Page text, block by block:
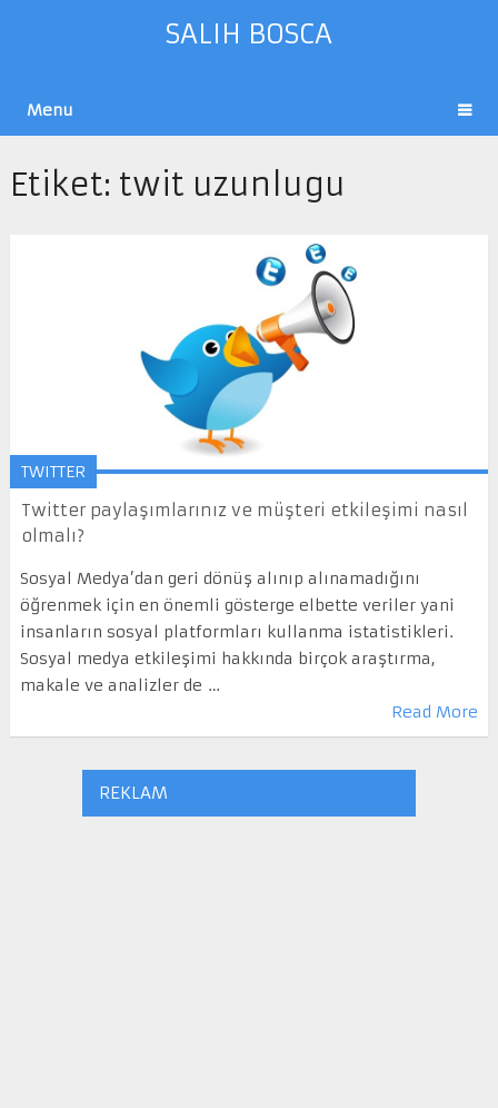
SALIH BOSCA
Menu
Etiket: twit uzunlugu
TWITTER
Twitter paylaşımlarınız ve müşteri etkileşimi nasıl
olmalı?
Sosyal Medya’dan geri dönüş alınıp alınamadığını
öğrenmek için en önemli gösterge elbette veriler yani
insanların sosyal platformları kullanma istatistikleri.
Sosyal medya etkileşimi hakkında birçok araştırma,
makale ve analizler de …
Read More
REKLAM